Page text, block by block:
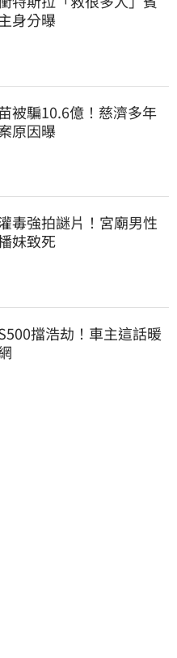
身分曝
被騙10.6億！慈濟多年
原因曝
毒強拍謎片！宮廟男性
妹致死
擋浩劫！車主這話暖